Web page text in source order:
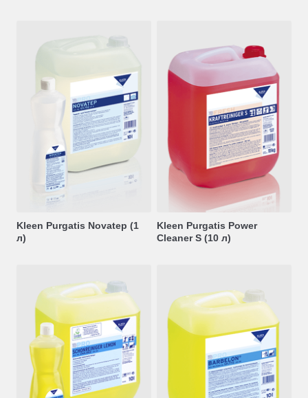
Kleen Purgatis Novatep (1
л)
Kleen Purgatis Power
Cleaner S (10 л)